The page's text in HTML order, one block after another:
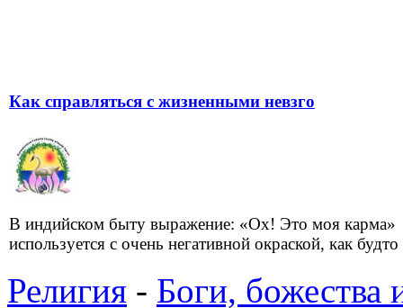
Как справляться с жизненными невзго
В индийском быту выражение: «Ох! Это моя карма»
используется с очень негативной окраской, как
Религия - Боги, божества